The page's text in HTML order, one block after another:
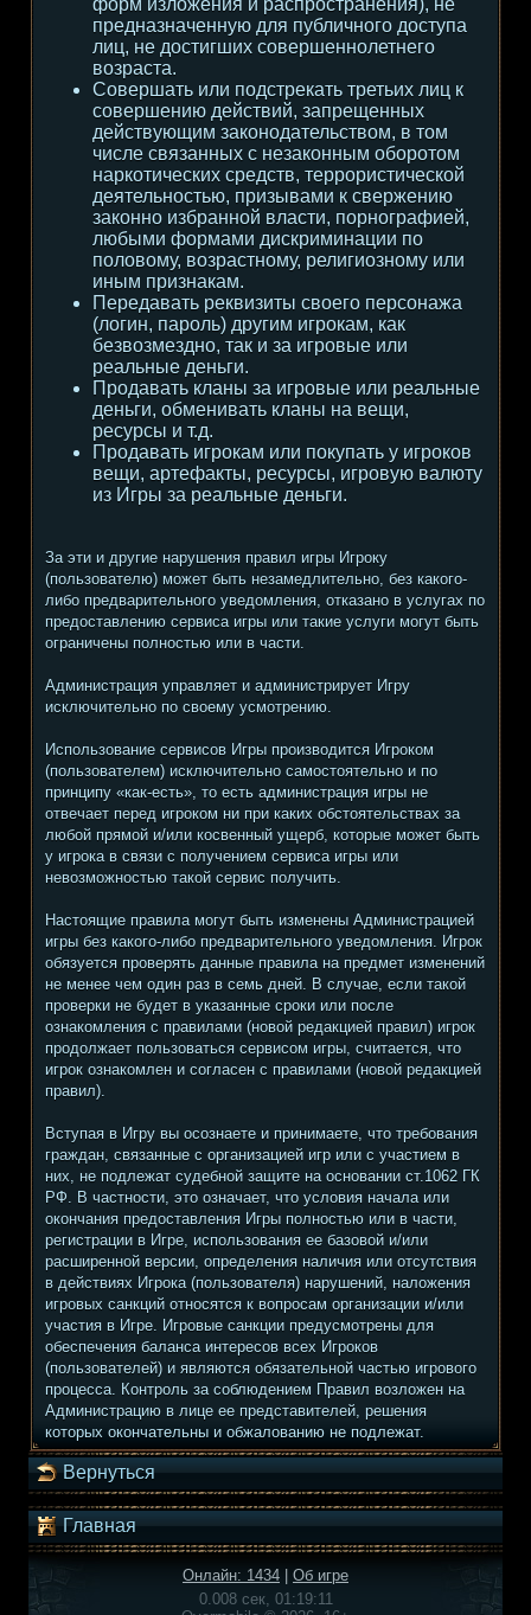
форм изложения и распространения), не
предназначенную для публичного доступа
лиц, не достигших совершеннолетнего
возраста.
Совершать или подстрекать третьих лиц к
совершению действий, запрещенных
действующим законодательством, в том
числе связанных с незаконным оборотом
наркотических средств, террористической
деятельностью, призывами к свержению
законно избранной власти, порнографией,
любыми формами дискриминации по
половому, возрастному, религиозному или
иным признакам.
Передавать реквизиты своего персонажа
(логин, пароль) другим игрокам, как
безвозмездно, так и за игровые или
реальные деньги.
Продавать кланы за игровые или реальные
деньги, обменивать кланы на вещи,
ресурсы и т.д.
Продавать игрокам или покупать у игроков
вещи, артефакты, ресурсы, игровую валюту
из Игры за реальные деньги.
За эти и другие нарушения правил игры Игроку
(пользователю) может быть незамедлительно, без какого-
либо предварительного уведомления, отказано в услугах по
предоставлению сервиса игры или такие услуги могут быть
ограничены полностью или в части.
Администрация управляет и администрирует Игру
исключительно по своему усмотрению.
Использование сервисов Игры производится Игроком
(пользователем) исключительно самостоятельно и по
принципу «как-есть», то есть администрация игры не
отвечает перед игроком ни при каких обстоятельствах за
любой прямой и/или косвенный ущерб, которые может быть
у игрока в связи с получением сервиса игры или
невозможностью такой сервис получить.
Настоящие правила могут быть изменены Администрацией
игры без какого-либо предварительного уведомления. Игрок
обязуется проверять данные правила на предмет изменений
не менее чем один раз в семь дней. В случае, если такой
проверки не будет в указанные сроки или после
ознакомления с правилами (новой редакцией правил) игрок
продолжает пользоваться сервисом игры, считается, что
игрок ознакомлен и согласен с правилами (новой редакцией
правил).
Вступая в Игру вы осознаете и принимаете, что требования
граждан, связанные с организацией игр или с участием в
них, не подлежат судебной защите на основании ст.1062 ГК
РФ. В частности, это означает, что условия начала или
окончания предоставления Игры полностью или в части,
регистрации в Игре, использования ее базовой и/или
расширенной версии, определения наличия или отсутствия
в действиях Игрока (пользователя) нарушений, наложения
игровых санкций относятся к вопросам организации и/или
участия в Игре. Игровые санкции предусмотрены для
обеспечения баланса интересов всех Игроков
(пользователей) и являются обязательной частью игрового
процесса. Контроль за соблюдением Правил возложен на
Администрацию в лице ее представителей, решения
которых окончательны и обжалованию не подлежат.
Вернуться
Главная
Онлайн: 1434
Об игре
0.008 сек, 01:19:11